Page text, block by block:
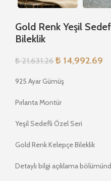
Gold Renk Yeşil
Bileklik
₺21,631.26 ₺ 14,992.69
925 Ayar Gümüş
Pırlanta Montür
Yeşil Sedefli Özel Seri
Gold Renk Kelepçe Bileklik
Detaylı bilgi açıklama